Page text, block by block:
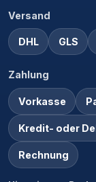
Versand
DHL GLS
Zahlung
Vorkasse
Kredit- oder
Rechnung